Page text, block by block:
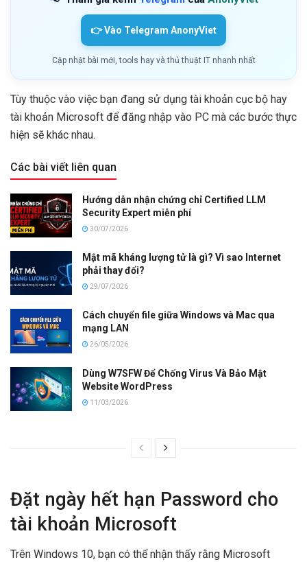
👉 Vào Telegram AnonyViet
Cập nhật bài mới, tools hay và thủ thuật IT nhanh nhất
Tùy thuộc vào việc bạn đang sử dụng tài khoản cục bộ hay
tài khoản Microsoft để đăng nhập vào PC mà các bước thực
hiện sẽ khác nhau.
Các bài viết liên quan
Hướng dẫn nhận chứng chỉ Certified LLM
Security Expert miễn phí
30/07/2026
Mật mã kháng lượng tử là gì? Vì sao Internet
phải thay đổi?
29/07/2026
Cách chuyển file giữa Windows và Mac qua
mạng LAN
26/05/2026
Dùng W7SFW Để Chống Virus Và Bảo Mật
Website WordPress
11/03/2026
Đặt ngày hết hạn Password cho
tài khoản Microsoft
Trên Windows 10, bạn có thể nhận thấy rằng Microsoft